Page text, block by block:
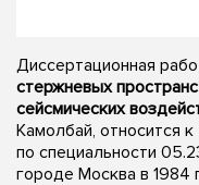
Диссертационная
стержневых
сейсмических
Камолбай, относится
по специальности
городе Москва в 1984